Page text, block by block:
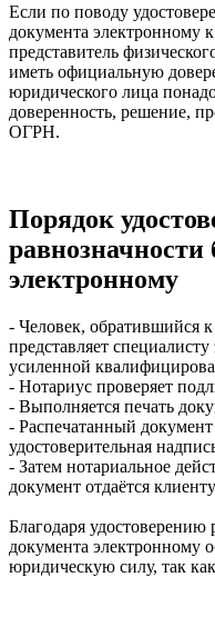
Если по поводу
документа электронному
представитель
иметь официальную
юридического лица
доверенность, решение,
ОГРН.
Порядок
равнозначности
электронному
- Человек, обратившийся
представляет
усиленной
- Нотариус проверяет
- Выполняется печать
- Распечатанный документ
удостоверительная
- Затем нотариальное
документ отдаётся
Благодаря удостоверению
документа электронному
юридическую силу, так